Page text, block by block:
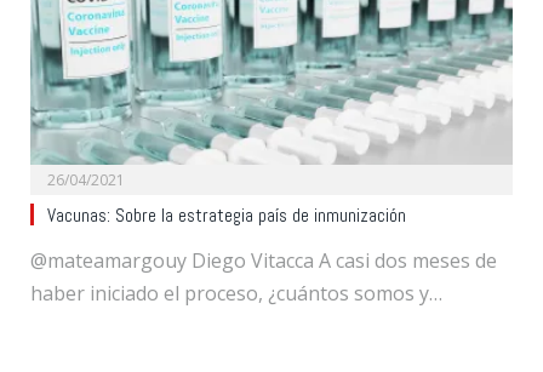
26/04/2021
Vacunas: Sobre la estrategia país de inmunización
@mateamargouy Diego Vitacca A casi dos meses de
haber iniciado el proceso, ¿cuántos somos y…